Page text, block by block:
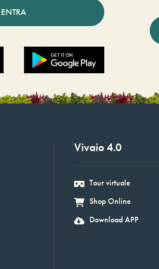
ENTRA
Vivaio 4.0
Tour virtuale
Shop Online
Download APP